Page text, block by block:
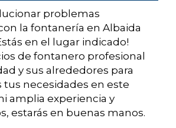
problemas
la fontanería en Albaida
en el lugar indicado!
de fontanero profesional
y sus alrededores para
necesidades en este
amplia experiencia y
estarás en buenas manos.